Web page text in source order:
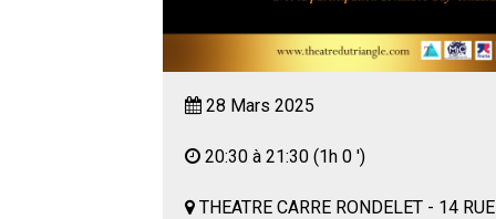
28 Mars 2025
20:30 à 21:30 (1h 0 ')
THEATRE CARRE RONDELET - 14 RUE